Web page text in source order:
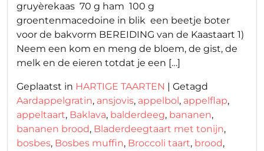
gruyèrekaas 70 g ham 100 g
groentenmacedoine in blik een beetje boter
voor de bakvorm BEREIDING van de Kaastaart 1)
Neem een kom en meng de bloem, de gist, de
melk en de eieren totdat je een […]
Geplaatst in HARTIGE TAARTEN | Getagd
Aardappelgratin, ansjovis, appelbol , appelflap,
appeltaart, Baklava, balderdeeg, bananen,
bananen brood, Bladerdeegtaart met tonijn,
bosbes, Bosbes muffin, Broccoli taart, brood,